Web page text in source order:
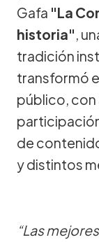
Gafa "La
historia",
tradición
transformó
público,
de
y distintos
“Las